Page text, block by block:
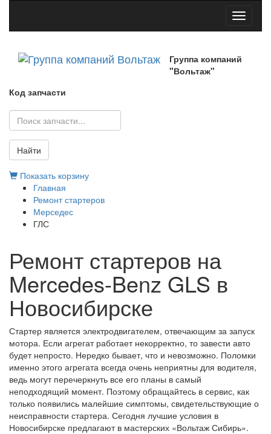
Toggle
Группа компаний
"Вольтаж"
Код запчасти
Найти
Показать корзину
Главная
Ремонт стартеров
Мерседес
ГЛС
Ремонт стартеров на
Mercedes-Benz GLS в
Новосибирске
Стартер является электродвигателем, отвечающим за запуск
мотора. Если агрегат работает некорректно, то завести авто
будет непросто. Нередко бывает, что и невозможно. Поломки
именно этого агрегата всегда очень неприятны для водителя,
ведь могут перечеркнуть все его планы в самый
неподходящий момент. Поэтому обращайтесь в сервис, как
только появились малейшие симптомы, свидетельствующие о
неисправности стартера. Сегодня лучшие условия в
Новосибирске предлагают в мастерских «Вольтаж Сибирь».